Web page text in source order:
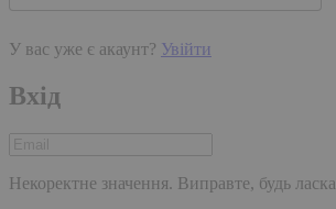
У вас уже є акаунт? Увійти
Вхід
Некоректне значення. Виправте, будь ласка